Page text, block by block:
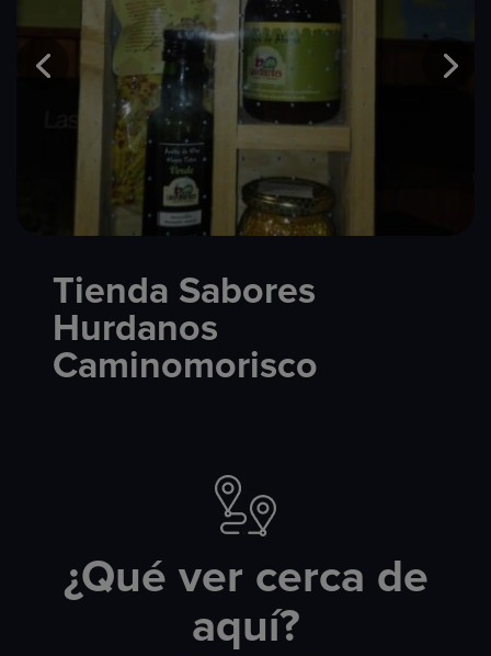
Tienda Sabores
Hurdanos
Caminomorisco
¿Qué ver cerca de
aquí?